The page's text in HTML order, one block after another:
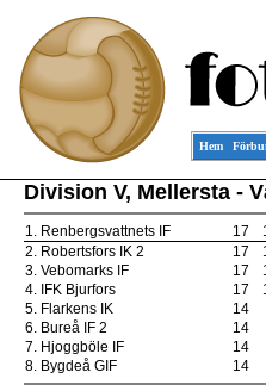
Hem
Division V, Mellersta -
1. Renbergsvattnets IF 17
2. Robertsfors IK 2 17
3. Vebomarks IF 17
4. IFK Bjurfors 17
5. Flarkens IK 14
6. Bureå IF 2 14
7. Hjoggböle IF 14
8. Bygdeå GIF 14